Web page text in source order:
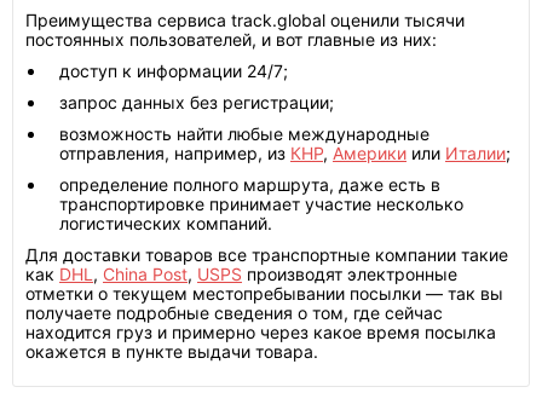
Преимущества сервиса track.global оценили тысячи
постоянных пользователей, и вот главные из них:
доступ к информации 24/7;
запрос данных без регистрации;
возможность найти любые международные
отправления, например, из КНР, Америки или Италии;
определение полного маршрута, даже есть в
транспортировке принимает участие несколько
логистических компаний.
Для доставки товаров все транспортные компании такие
как DHL , China Post, USPS производят электронные
отметки о текущем местопребывании посылки — так вы
получаете подробные сведения о том, где сейчас
находится груз и примерно через какое время посылка
окажется в пункте выдачи товара.